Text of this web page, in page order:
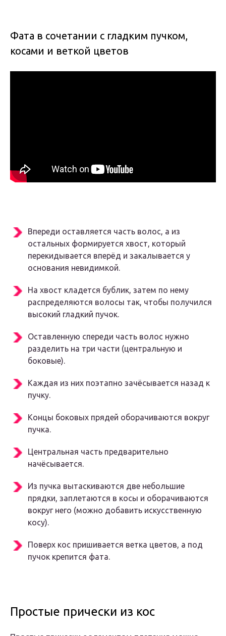
Фата в сочетании с гладким пучком,
косами и веткой цветов
Впереди оставляется часть волос, а из
остальных формируется хвост, который
перекидывается вперёд и закалывается у
основания невидимкой.
На хвост кладется бублик, затем по нему
распределяются волосы так, чтобы получился
высокий гладкий пучок.
Оставленную спереди часть волос нужно
разделить на три части (центральную и
боковые).
Каждая из них поэтапно зачёсывается назад к
пучку.
Концы боковых прядей оборачиваются вокруг
пучка.
Центральная часть предварительно
начёсывается.
Из пучка вытаскиваются две небольшие
прядки, заплетаются в косы и оборачиваются
вокруг него (можно добавить искусственную
косу).
Поверх кос пришивается ветка цветов, а под
пучок крепится фата.
Простые прически из кос